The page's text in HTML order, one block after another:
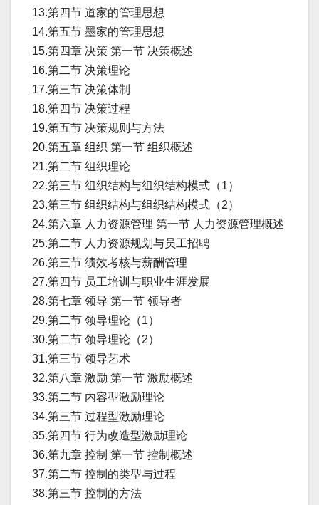
13.第四节 道家的管理思想
14.第五节 墨家的管理思想
15.第四章 决策 第一节 决策概述
16.第二节 决策理论
17.第三节 决策体制
18.第四节 决策过程
19.第五节 决策规则与方法
20.第五章 组织 第一节 组织概述
21.第二节 组织理论
22.第三节 组织结构与组织结构模式（1）
23.第三节 组织结构与组织结构模式（2）
24.第六章 人力资源管理 第一节 人力资源管理概述
25.第二节 人力资源规划与员工招聘
26.第三节 绩效考核与薪酬管理
27.第四节 员工培训与职业生涯发展
28.第七章 领导 第一节 领导者
29.第二节 领导理论（1）
30.第二节 领导理论（2）
31.第三节 领导艺术
32.第八章 激励 第一节 激励概述
33.第二节 内容型激励理论
34.第三节 过程型激励理论
35.第四节 行为改造型激励理论
36.第九章 控制 第一节 控制概述
37.第二节 控制的类型与过程
38.第三节 控制的方法